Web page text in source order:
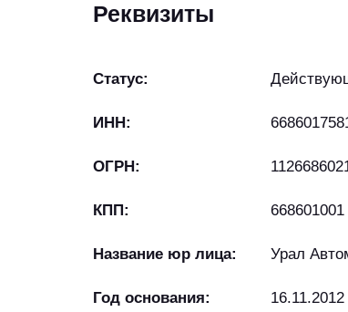
Реквизиты
Статус:
ИНН:
ОГРН:
КПП: 668601001
Название юр лица: Урал
Год основания: 16.11.2012